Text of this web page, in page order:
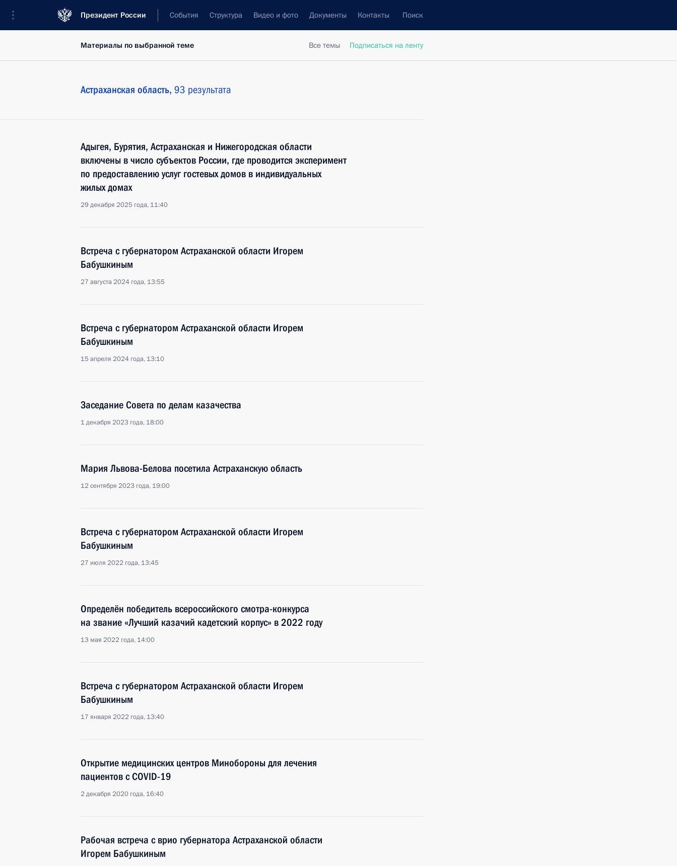
Президент России События Структура Видео и фото Документы Контакты Поиск
Все темы Подписаться на ленту
Материалы по выбранной теме
Астраханская область, 93 результата
Адыгея, Бурятия, Астраханская и Нижегородская области
включены в число субъектов России, где проводится эксперимент
по предоставлению услуг гостевых домов в индивидуальных
жилых домах
29 декабря 2025 года, 11:40
Встреча с губернатором Астраханской области Игорем
Бабушкиным
27 августа 2024 года, 13:55
Встреча с губернатором Астраханской области Игорем
Бабушкиным
15 апреля 2024 года, 13:10
Заседание Совета по делам казачества
1 декабря 2023 года, 18:00
Мария Львова-Белова посетила Астраханскую область
12 сентября 2023 года, 19:00
Встреча с губернатором Астраханской области Игорем
Бабушкиным
27 июля 2022 года, 13:45
Определён победитель всероссийского смотра-конкурса
на звание «Лучший казачий кадетский корпус» в 2022 году
13 мая 2022 года, 14:00
Встреча с губернатором Астраханской области Игорем
Бабушкиным
17 января 2022 года, 13:40
Открытие медицинских центров Минобороны для лечения
пациентов с COVID-19
2 декабря 2020 года, 16:40
Рабочая встреча с врио губернатора Астраханской области
Игорем Бабушкиным